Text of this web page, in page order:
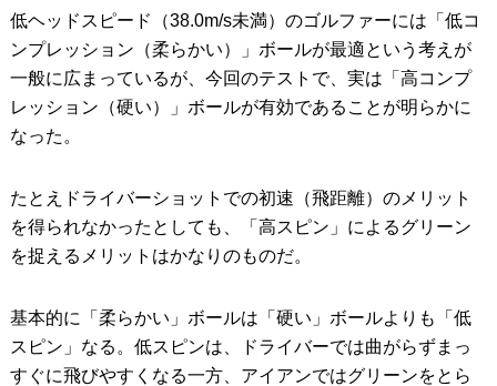
低ヘッドスピード（38.0m/s未満）のゴルファーには「低コ
ンプレッション（柔らかい）」ボールが最適という考えが
一般に広まっているが、今回のテストで、実は「高コンプ
レッション（硬い）」ボールが有効であることが明らかに
なった。
たとえドライバーショットでの初速（飛距離）のメリット
を得られなかったとしても、「高スピン」によるグリーン
を捉えるメリットはかなりのものだ。
基本的に「柔らかい」ボールは「硬い」ボールよりも「低
スピン」なる。低スピンは、ドライバーでは曲がらずまっ
すぐに飛びやすくなる一方、アイアンではグリーンをとら